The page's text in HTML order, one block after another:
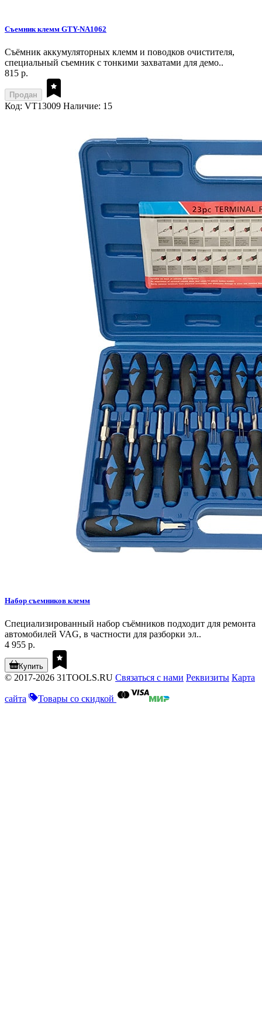
Съемник клемм GTY-NA1062
Съёмник аккумуляторных клемм и поводков очистителя,
специальный съемник с тонкими захватами для демо..
815 р.
Продан
Код: VT13009 Наличие: 15
Набор съемников клемм
Специализированный набор съёмников подходит для ремонта
автомобилей VAG, в частности для разборки эл..
4 955 р.
Купить
© 2017-2026 31TOOLS.RU Связаться с нами Реквизиты Карта
сайта Товары со скидкой